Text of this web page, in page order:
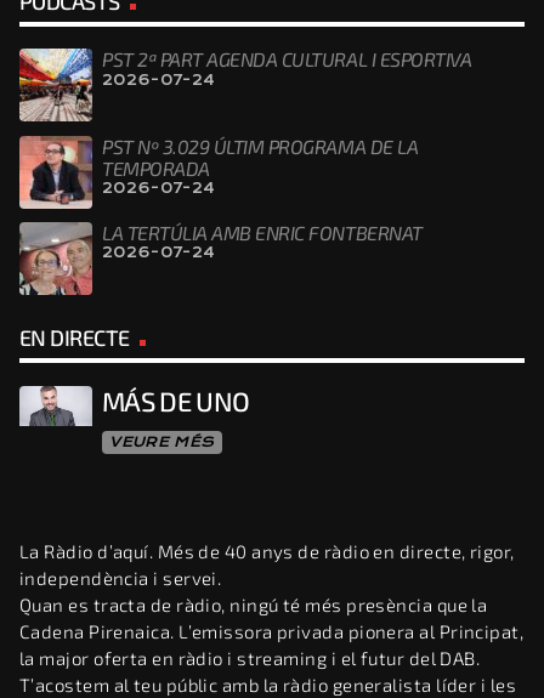
PST 2ª PART AGENDA CULTURAL I ESPORTIVA
2026-07-24
PST Nº 3.029 ÚLTIM PROGRAMA DE LA
TEMPORADA
2026-07-24
LA TERTÚLIA AMB ENRIC FONTBERNAT
2026-07-24
EN DIRECTE
MÁS DE UNO
VEURE MÉS
La Ràdio d’aquí. Més de 40 anys de ràdio en directe, rigor,
independència i servei.
Quan es tracta de ràdio, ningú té més presència que la
Cadena Pirenaica. L’emissora privada pionera al Principat,
la major oferta en ràdio i streaming i el futur del DAB.
T’acostem al teu públic amb la ràdio generalista líder i les